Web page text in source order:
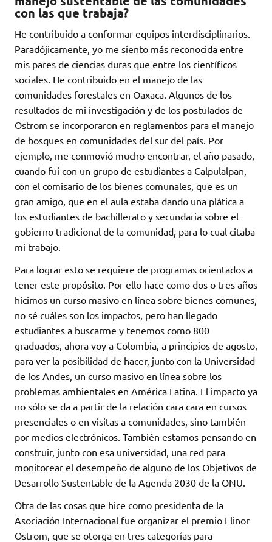
con las que trabaja?
He contribuido a conformar equipos interdisciplinarios.
Paradójicamente, yo me siento más reconocida entre
mis pares de ciencias duras que entre los científicos
sociales. He contribuido en el manejo de las
comunidades forestales en Oaxaca. Algunos de los
resultados de mi investigación y de los postulados de
Ostrom se incorporaron en reglamentos para el manejo
de bosques en comunidades del sur del país. Por
ejemplo, me conmovió mucho encontrar, el año pasado,
cuando fui con un grupo de estudiantes a Calpulalpan,
con el comisario de los bienes comunales, que es un
gran amigo, que en el aula estaba dando una plática a
los estudiantes de bachillerato y secundaria sobre el
gobierno tradicional de la comunidad, para lo cual citaba
mi trabajo.
Para lograr esto se requiere de programas orientados a
tener este propósito. Por ello hace como dos o tres años
hicimos un curso masivo en línea sobre bienes comunes,
no sé cuáles son los impactos, pero han llegado
estudiantes a buscarme y tenemos como 800
graduados, ahora voy a Colombia, a principios de agosto,
para ver la posibilidad de hacer, junto con la Universidad
de los Andes, un curso masivo en línea sobre los
problemas ambientales en América Latina. El impacto ya
no sólo se da a partir de la relación cara cara en cursos
presenciales o en visitas a comunidades, sino también
por medios electrónicos. También estamos pensando en
construir, junto con esa universidad, una red para
monitorear el desempeño de alguno de los Objetivos de
Desarrollo Sustentable de la Agenda 2030 de la ONU.
Otra de las cosas que hice como presidenta de la
Asociación Internacional fue organizar el premio Elinor
Ostrom, que se otorga en tres categorías para